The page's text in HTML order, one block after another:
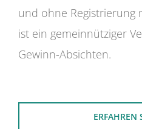
und ohne Registrierung
ist ein gemeinnütziger
Gewinn-Absichten.
ERFAHREN